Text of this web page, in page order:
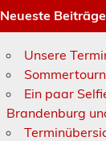
Neueste Beiträge
Unsere
Ein paar
Brandenburg